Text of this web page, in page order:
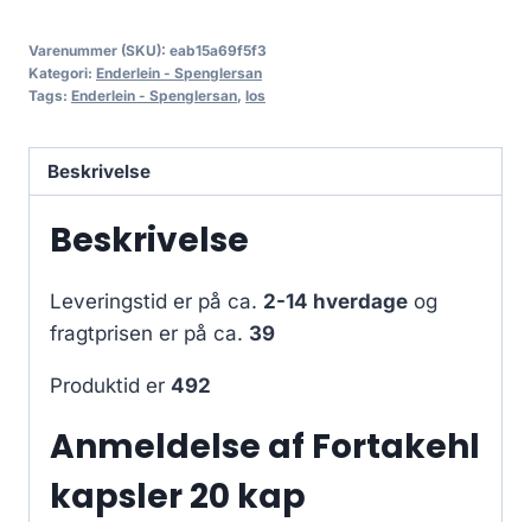
Varenummer (SKU): eab15a69f5f3
Kategori: Enderlein - Spenglersan
Tags: Enderlein - Spenglersan, los
Beskrivelse
Beskrivelse
Leveringstid er på ca. 2-14 hverdage og
fragtprisen er på ca. 39
Produktid er 492
Anmeldelse af Fortakehl
kapsler 20 kap